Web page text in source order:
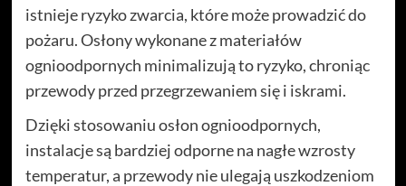
istnieje ryzyko zwarcia, które może prowadzić do
pożaru. Osłony wykonane z materiałów
ognioodpornych minimalizują to ryzyko, chroniąc
przewody przed przegrzewaniem się i iskrami.
Dzięki stosowaniu osłon ognioodpornych,
instalacje są bardziej odporne na nagłe wzrosty
temperatur, a przewody nie ulegają uszkodzeniom